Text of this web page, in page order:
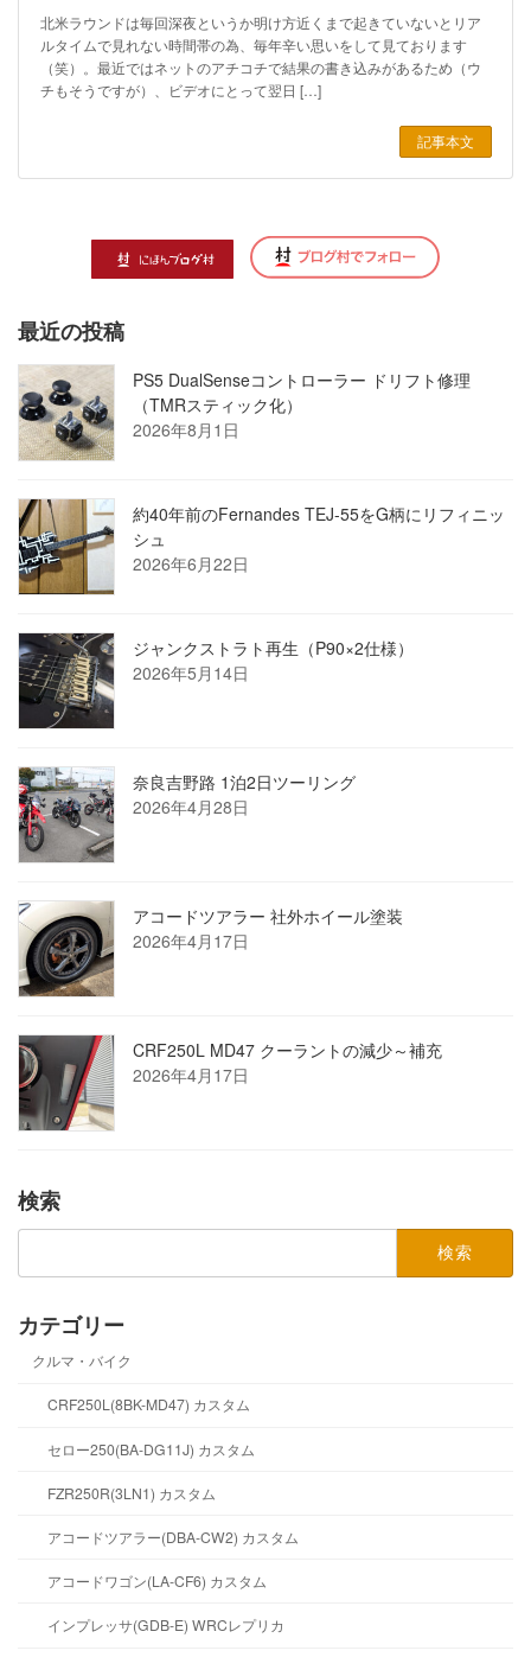
北米ラウンドは毎回深夜というか明け方近くまで起きていないとリア
ルタイムで見れない時間帯の為、毎年辛い思いをして見ております
（笑）。最近ではネットのアチコチで結果の書き込みがあるため（ウ
チもそうですが）、ビデオにとって翌日 […]
記事本文
最近の投稿
PS5 DualSenseコントローラー ドリフト修理
（TMRスティック化）
2026年8月1日
約40年前のFernandes TEJ-55をG柄にリフィニッ
シュ
2026年6月22日
ジャンクストラト再生（P90×2仕様）
2026年5月14日
奈良吉野路 1泊2日ツーリング
2026年4月28日
アコードツアラー 社外ホイール塗装
2026年4月17日
CRF250L MD47 クーラントの減少～補充
2026年4月17日
検索
カテゴリー
クルマ・バイク
CRF250L(8BK-MD47) カスタム
セロー250(BA-DG11J) カスタム
FZR250R(3LN1) カスタム
アコードツアラー(DBA-CW2) カスタム
アコードワゴン(LA-CF6) カスタム
インプレッサ(GDB-E) WRCレプリカ